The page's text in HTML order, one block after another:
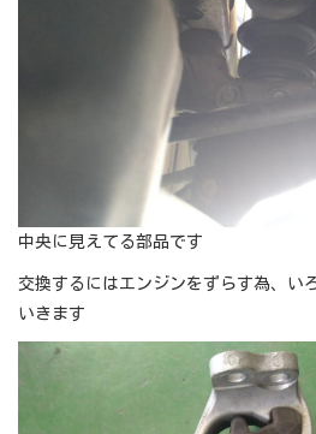
中央に見えてる部品です
交換するにはエンジンをずらす為、い
いきます